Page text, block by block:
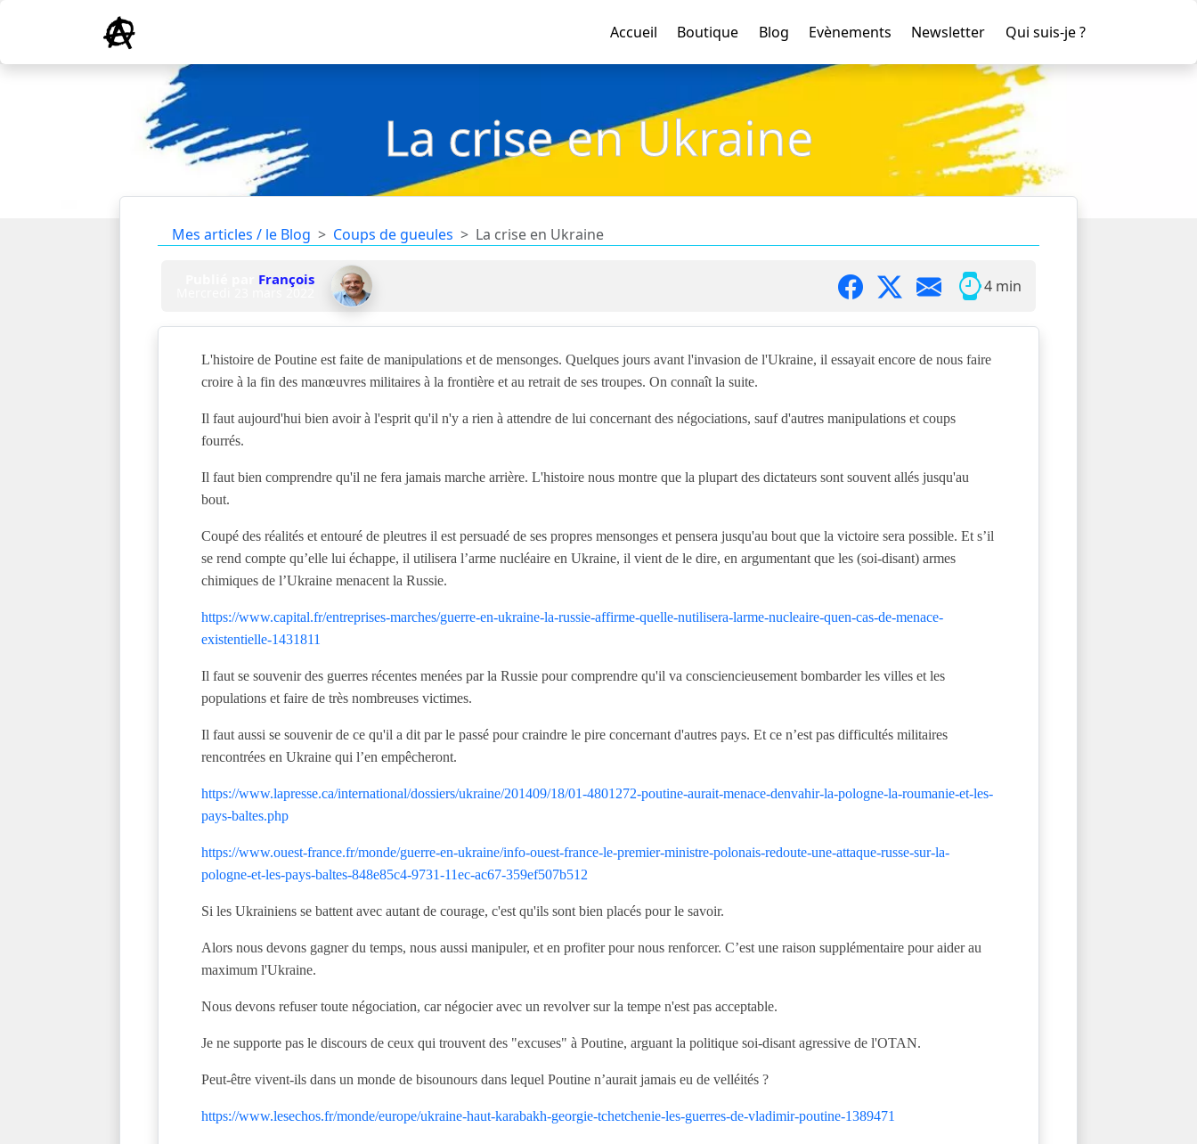
Accueil Boutique Blog Evènements Newsletter Qui suis-je ?
La crise en Ukraine
Mes articles / le Blog Coups de gueules La crise en Ukraine
François
Mercredi 23 mars 2022 4 min
L'histoire de Poutine est faite de manipulations et de mensonges. Quelques jours avant l'invasion de l'Ukraine, il essayait encore de nous faire
croire à la fin des manœuvres militaires à la frontière et au retrait de ses troupes. On connaît la suite.
Il faut aujourd'hui bien avoir à l'esprit qu'il n'y a rien à attendre de lui concernant des négociations, sauf d'autres manipulations et coups
fourrés.
Il faut bien comprendre qu'il ne fera jamais marche arrière. L'histoire nous montre que la plupart des dictateurs sont souvent allés jusqu'au
bout.
Coupé des réalités et entouré de pleutres il est persuadé de ses propres mensonges et pensera jusqu'au bout que la victoire sera possible. Et s’il
se rend compte qu’elle lui échappe, il utilisera l’arme nucléaire en Ukraine, il vient de le dire, en argumentant que les (soi-disant) armes
chimiques de l’Ukraine menacent la Russie.
https://www.capital.fr/entreprises-marches/guerre-en-ukraine-la-russie-affirme-quelle-nutilisera-larme-nucleaire-quen-cas-de-menace-
existentielle-1431811
Il faut se souvenir des guerres récentes menées par la Russie pour comprendre qu'il va consciencieusement bombarder les villes et les
populations et faire de très nombreuses victimes.
Il faut aussi se souvenir de ce qu'il a dit par le passé pour craindre le pire concernant d'autres pays. Et ce n’est pas difficultés militaires
rencontrées en Ukraine qui l’en empêcheront.
https://www.lapresse.ca/international/dossiers/ukraine/201409/18/01-4801272-poutine-aurait-menace-denvahir-la-pologne-la-roumanie-et-les-
pays-baltes.php
https://www.ouest-france.fr/monde/guerre-en-ukraine/info-ouest-france-le-premier-ministre-polonais-redoute-une-attaque-russe-sur-la-
pologne-et-les-pays-baltes-848e85c4-9731-11ec-ac67-359ef507b512
Si les Ukrainiens se battent avec autant de courage, c'est qu'ils sont bien placés pour le savoir.
Alors nous devons gagner du temps, nous aussi manipuler, et en profiter pour nous renforcer. C’est une raison supplémentaire pour aider au
maximum l'Ukraine.
Nous devons refuser toute négociation, car négocier avec un revolver sur la tempe n'est pas acceptable.
Je ne supporte pas le discours de ceux qui trouvent des "excuses" à Poutine, arguant la politique soi-disant agressive de l'OTAN.
Peut-être vivent-ils dans un monde de bisounours dans lequel Poutine n’aurait jamais eu de velléités ?
https://www.lesechos.fr/monde/europe/ukraine-haut-karabakh-georgie-tchetchenie-les-guerres-de-vladimir-poutine-1389471